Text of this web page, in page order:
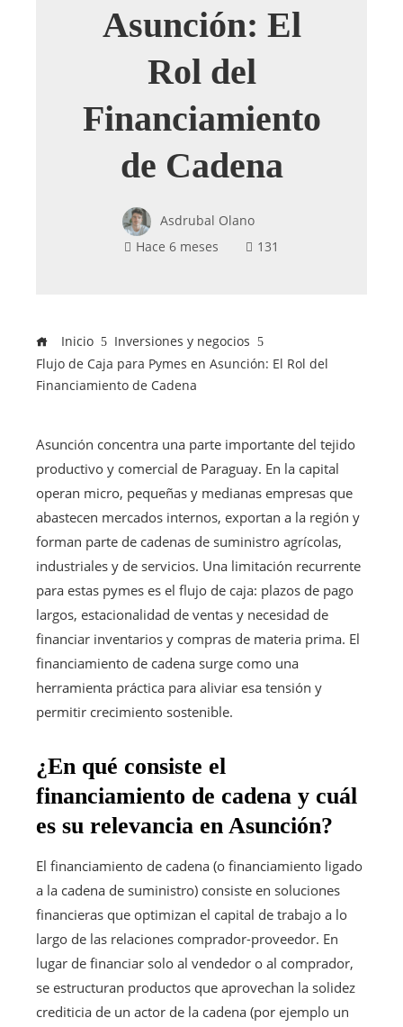
Asunción: El
Rol del
Financiamiento
de Cadena
Asdrubal Olano
Hace 6 meses
131
Inicio
Inversiones y negocios
Flujo de Caja para Pymes en Asunción: El Rol del
Financiamiento de Cadena
Asunción concentra una parte importante del tejido
productivo y comercial de Paraguay. En la capital
operan micro, pequeñas y medianas empresas que
abastecen mercados internos, exportan a la región y
forman parte de cadenas de suministro agrícolas,
industriales y de servicios. Una limitación recurrente
para estas pymes es el flujo de caja: plazos de pago
largos, estacionalidad de ventas y necesidad de
financiar inventarios y compras de materia prima. El
financiamiento de cadena surge como una
herramienta práctica para aliviar esa tensión y
permitir crecimiento sostenible.
¿En qué consiste el
financiamiento de cadena y cuál
es su relevancia en Asunción?
El financiamiento de cadena (o financiamiento ligado
a la cadena de suministro) consiste en soluciones
financieras que optimizan el capital de trabajo a lo
largo de las relaciones comprador-proveedor. En
lugar de financiar solo al vendedor o al comprador,
se estructuran productos que aprovechan la solidez
crediticia de un actor de la cadena (por ejemplo un